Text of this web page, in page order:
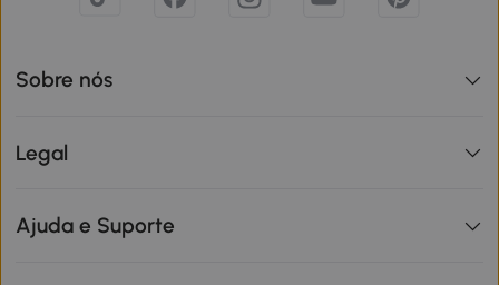
Sobre nós
Legal
Ajuda e Suporte